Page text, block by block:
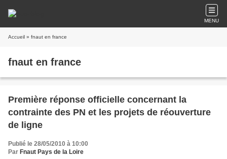
MENU
Accueil » fnaut en france
fnaut en france
Première réponse officielle concernant la
contrainte des PN et les projets de réouverture
de ligne
Publié le 28/05/2010 à 10:00
Par Fnaut Pays de la Loire